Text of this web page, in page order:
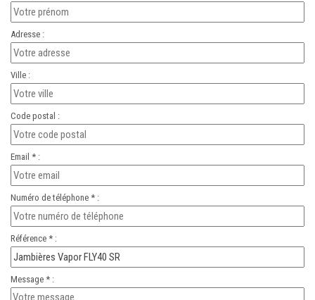
Adresse :
Ville :
Code postal :
Email * :
Numéro de téléphone * :
Référence * :
Message * :